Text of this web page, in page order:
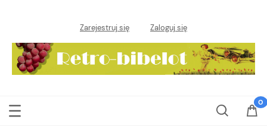
Zarejestruj się Zaloguj się